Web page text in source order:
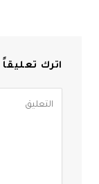
اترك تعليقاً